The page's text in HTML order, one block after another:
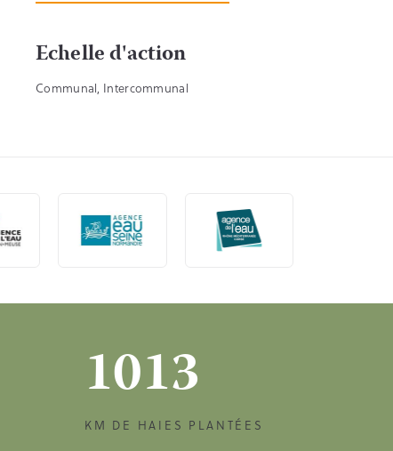
Echelle d'action
Communal, Intercommunal
1013
KM DE HAIES PLANTÉES